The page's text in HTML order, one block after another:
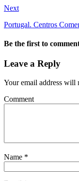
Next
Portugal. Centros
Be the first to
Leave a Reply
Your email address will
Comment
Name *